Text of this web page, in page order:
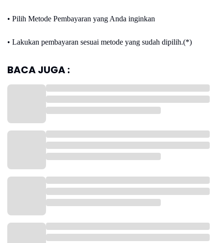
• Pilih Metode Pembayaran yang Anda inginkan
• Lakukan pembayaran sesuai metode yang sudah dipilih.(*)
BACA JUGA :